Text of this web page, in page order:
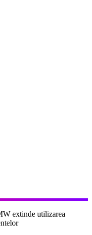
extinde utilizarea